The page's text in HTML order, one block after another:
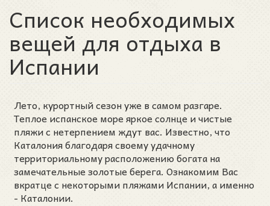
Список необходимых
вещей для отдыха в
Испании
Лето, курортный сезон уже в самом разгаре.
Теплое испанское море яркое солнце и чистые
пляжи с нетерпением ждут вас. Известно, что
Каталония благодаря своему удачному
территориальному расположению богата на
замечательные золотые берега. Ознакомим Вас
вкратце с некоторыми пляжами Испании, а именно
- Каталонии.